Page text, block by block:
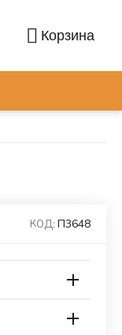
Корзина
КОД: П3648